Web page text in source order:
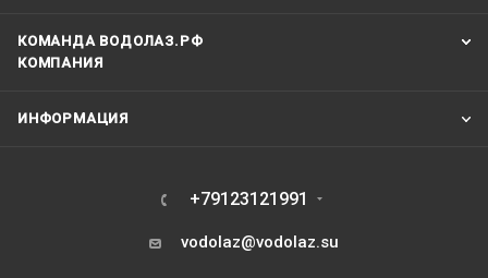
КОМАНДА ВОДОЛАЗ.РФ
КОМПАНИЯ
ИНФОРМАЦИЯ
+79123121991
vodolaz@vodolaz.su